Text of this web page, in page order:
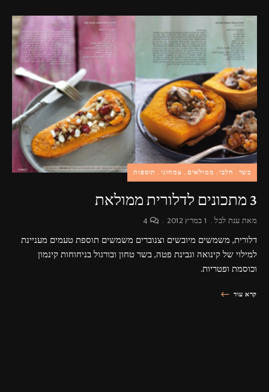
בשר חלבי ממולאים צמחוני תוספות
3 מתכונים לדלורית ממולאת
מאתענת לבל 1 במרץ 2012
דלורית, משמשים מיובשים וצנוברים משמשים תוספת טעמים מעניינת
למילוי של קינואה וגבינת פטה, בשר טחון ובורגול בניחוחות קינמון
וכוסמת ופטריות.
קרא עוד